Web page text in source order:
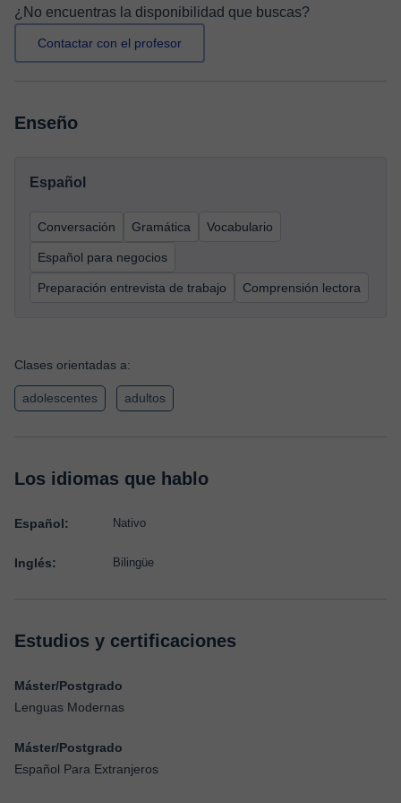
¿No encuentras la disponibilidad que buscas?
Contactar con el profesor
Enseño
Español
Conversación Gramática Vocabulario
Español para negocios
Preparación entrevista de trabajo Comprensión lectora
Clases orientadas a:
adolescentes adultos
Los idiomas que hablo
Español: Nativo
Inglés: Bilingüe
Estudios y certificaciones
Máster/Postgrado
Lenguas Modernas
Máster/Postgrado
Español Para Extranjeros